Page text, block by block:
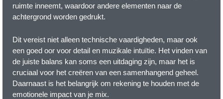
ruimte inneemt, waardoor andere elementen naar de
achtergrond worden gedrukt.
Dit vereist niet alleen technische vaardigheden, maar ook
een goed oor voor detail en muzikale intuïtie. Het vinden van
de juiste balans kan soms een uitdaging zijn, maar het is
cruciaal voor het creëren van een samenhangend geheel.
Daarnaast is het belangrijk om rekening te houden met de
emotionele impact van je mix.